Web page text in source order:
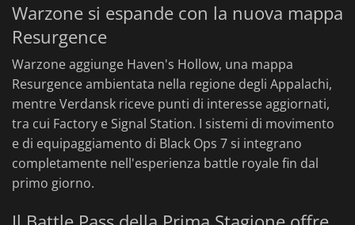
Warzone si espande con la nuova mappa
Resurgence
Warzone aggiunge Haven's Hollow, una mappa
Resurgence ambientata nella regione degli Appalachi,
mentre Verdansk riceve punti di interesse aggiornati,
tra cui Factory e Signal Station. I sistemi di movimento
e di equipaggiamento di Black Ops 7 si integrano
completamente nell'esperienza battle royale fin dal
primo giorno.